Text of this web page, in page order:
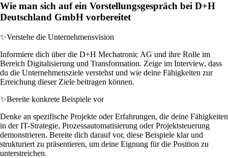
Wie man sich auf ein Vorstellungsgespräch bei D+H
Deutschland GmbH vorbereitet
✨Verstehe die Unternehmensvision
Informiere dich über die D+H Mechatronic AG und ihre Rolle im
Bereich Digitalisierung und Transformation. Zeige im Interview, dass
du die Unternehmensziele verstehst und wie deine Fähigkeiten zur
Erreichung dieser Ziele beitragen können.
✨Bereite konkrete Beispiele vor
Denke an spezifische Projekte oder Erfahrungen, die deine Fähigkeiten
in der IT-Strategie, Prozessautomatisierung oder Projektsteuerung
demonstrieren. Bereite dich darauf vor, diese Beispiele klar und
strukturiert zu präsentieren, um deine Eignung für die Position zu
unterstreichen.